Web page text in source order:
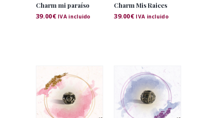
Charm mi paraíso
39.00€ IVA incluido
Charm Mis Raices
39.00€ IVA incluido